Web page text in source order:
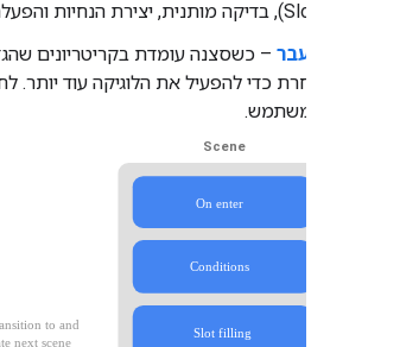
מעבר
אחרת כדי להפעיל את הלוגיקה עוד יותר.
המשתמש.